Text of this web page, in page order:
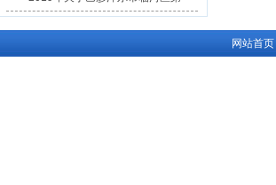
网站首页